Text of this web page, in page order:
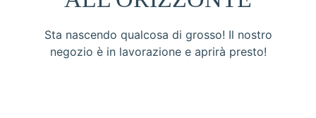
Sta nascendo qualcosa di grosso! Il nostro
negozio è in lavorazione e aprirà presto!